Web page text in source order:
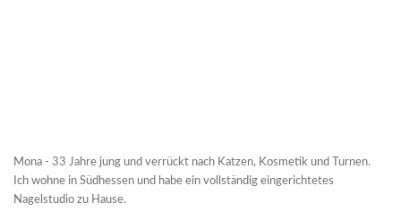
Mona - 33 Jahre jung und verrückt nach Katzen, Kosmetik und Turnen.
Ich wohne in Südhessen und habe ein vollständig eingerichtetes
Nagelstudio zu Hause.